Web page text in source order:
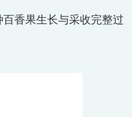
香果生长与采收完整过